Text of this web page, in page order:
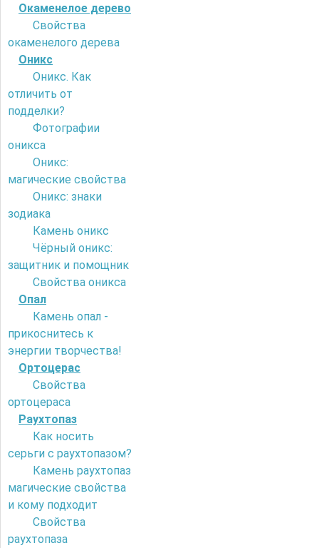
Окаменелое дерево
Свойства
окаменелого дерева
Оникс
Оникс. Как
отличить от
подделки?
Фотографии
оникса
Оникс:
магические свойства
Оникс: знаки
зодиака
Камень оникс
Чёрный оникс:
защитник и помощник
Свойства оникса
Опал
Камень опал -
прикоснитесь к
энергии творчества!
Ортоцерас
Свойства
ортоцераса
Раухтопаз
Как носить
серьги с раухтопазом?
Камень раухтопаз
магические свойства
и кому подходит
Свойства
раухтопаза